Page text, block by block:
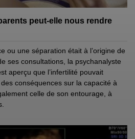
peut-elle nous rendre
ou une séparation était à l’origine de
ses consultations, la psychanalyste
aperçu que l’infertilité pouvait
conséquences sur la capacité à
celle de son entourage, à